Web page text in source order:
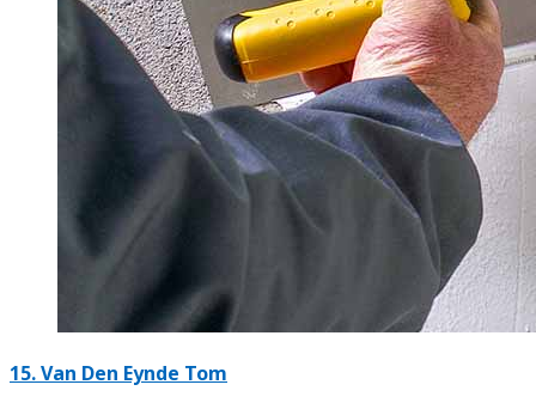
15. Van Den Eynde Tom